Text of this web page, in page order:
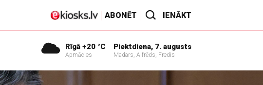
ABONĒT IENĀKT
Rīgā +20 °C
Apmācies
Piektdiena, 7. augusts
Madars, Alfrēds, Fredis